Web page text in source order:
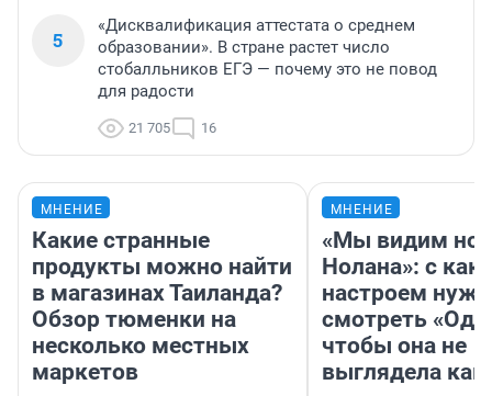
5
«Дисквалификация аттестата о среднем
образовании». В стране растет число
стобалльников ЕГЭ — почему это не повод
для радости
21 705 16
МНЕНИЕ
Какие странные
продукты можно найти
в магазинах Таиланда?
Обзор тюменки на
несколько местных
маркетов
МНЕНИЕ
«Мы видим
Нолана»: с
настроем
смотреть
чтобы она не
выглядела как